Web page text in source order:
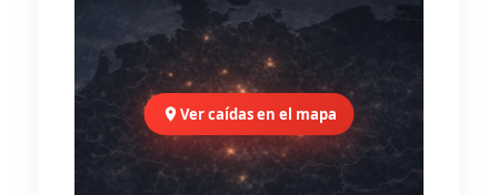
Ver caídas en el mapa